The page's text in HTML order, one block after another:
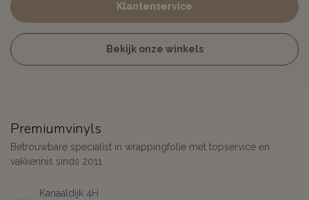
Klantenservice
Bekijk onze winkels
Premiumvinyls
Betrouwbare specialist in wrappingfolie met topservice en
vakkennis sinds 2011
Kanaaldijk 4H